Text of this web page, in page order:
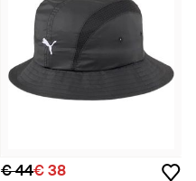
€ 44€ 38